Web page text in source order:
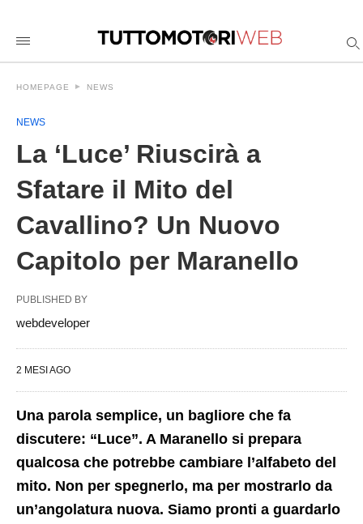
/2026/05/27/la-
riuscira-
sfatare-
mito-
cavallino-
capitolo-
per-
HOMEPAGE NEWS
NEWS
La ‘Luce’ Riuscirà a
Sfatare il Mito del
Cavallino? Un Nuovo
Capitolo per Maranello
PUBLISHED BY
webdeveloper
2 MESI AGO
Una parola semplice, un bagliore che fa
discutere: “Luce”. A Maranello si prepara
qualcosa che potrebbe cambiare l’alfabeto del
mito. Non per spegnerlo, ma per mostrarlo da
un’angolatura nuova. Siamo pronti a guardarlo